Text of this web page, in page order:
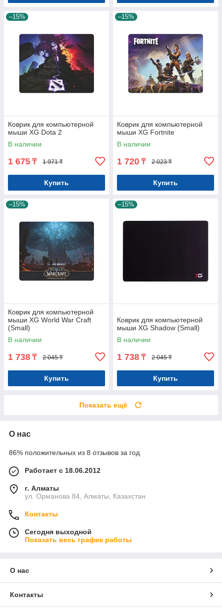
–15%
Коврик для компьютерной
мыши XG Dota 2
В наличии
1 675 ₸ 1 971 ₸
Купить
–15%
Коврик для компьютерной
мыши XG Fortnite
В наличии
1 720 ₸ 2 023 ₸
Купить
–15%
Коврик для компьютерной
мыши XG World War Craft
(Small)
В наличии
1 738 ₸ 2 045 ₸
Купить
–15%
Коврик для компьютерной
мыши XG Shadow (Small)
В наличии
1 738 ₸ 2 045 ₸
Купить
Показать ещё
О нас
86% положительных из 8 отзывов за год
Работает с 18.06.2012
г. Алматы
ул. Орманова 84, Алматы, Казахстан
Контакты
Сегодня выходной
Показать весь график работы
О нас
Контакты